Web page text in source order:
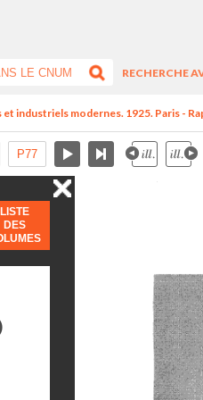
RECHERCHE
industriels modernes. 1925. Paris -
LISTE
DES